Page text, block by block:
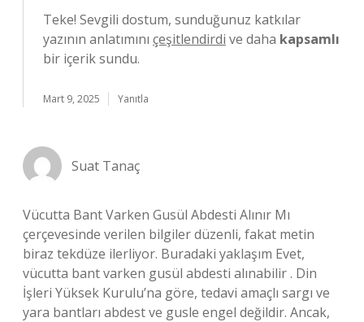
Teke! Sevgili dostum, sunduğunuz katkılar
yazının anlatımını çeşitlendirdi ve daha kapsamlı
bir içerik sundu.
Mart 9, 2025 Yanıtla
Suat Tanaç
Vücutta Bant Varken Gusül Abdesti Alınır Mı
çerçevesinde verilen bilgiler düzenli, fakat metin
biraz tekdüze ilerliyor. Buradaki yaklaşım Evet,
vücutta bant varken gusül abdesti alınabilir . Din
İşleri Yüksek Kurulu’na göre, tedavi amaçlı sargı ve
yara bantları abdest ve gusle engel değildir. Ancak,